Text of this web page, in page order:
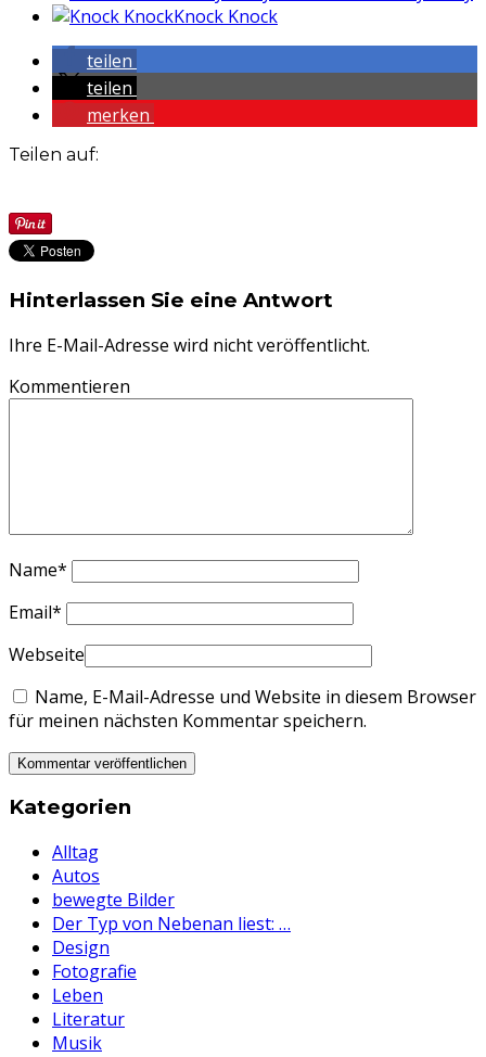
Knock Knock
teilen
teilen
merken
Teilen auf:
Hinterlassen Sie eine Antwort
Ihre E-Mail-Adresse wird nicht veröffentlicht.
Kommentieren
Name*
Email*
Webseite
Name, E-Mail-Adresse und Website in diesem Browser
für meinen nächsten Kommentar speichern.
Kategorien
Alltag
Autos
bewegte Bilder
Der Typ von Nebenan liest: …
Design
Fotografie
Leben
Literatur
Musik